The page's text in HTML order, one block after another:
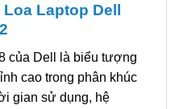
Laptop Dell
của Dell là biểu tượng
cao trong phân khúc
gian sử dụng, hệ